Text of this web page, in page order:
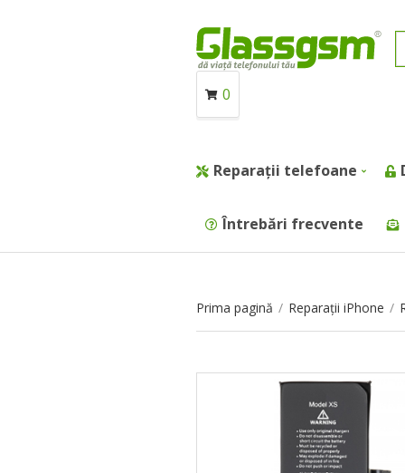
0
Reparații telefoane
Întrebări frecvente
Prima pagină / Reparații iPhone /